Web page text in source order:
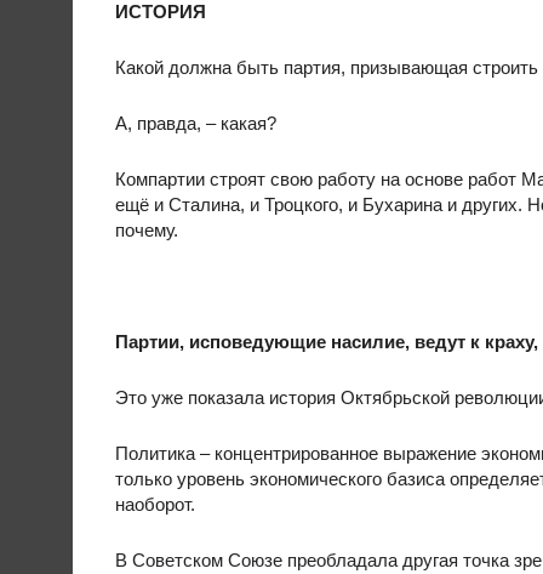
ИСТОРИЯ
Какой должна быть партия, призывающая
А, правда, – какая?
Компартии строят свою работу на основе работ
ещё и Сталина, и Троцкого, и Бухарина и других.
почему.
Партии, исповедующие насилие, ведут к
Это уже показала история Октябрьской
Политика – концентрированное выражение
только уровень экономического базиса
наоборот.
В Советском Союзе преобладала другая точка